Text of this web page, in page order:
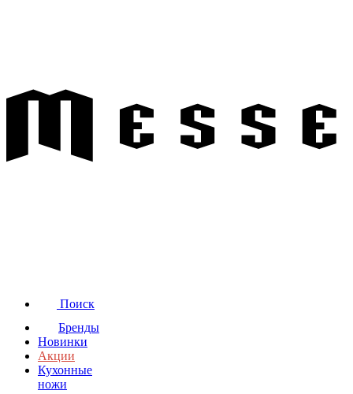
Поиск
Бренды
Новинки
Акции
Кухонные
ножи